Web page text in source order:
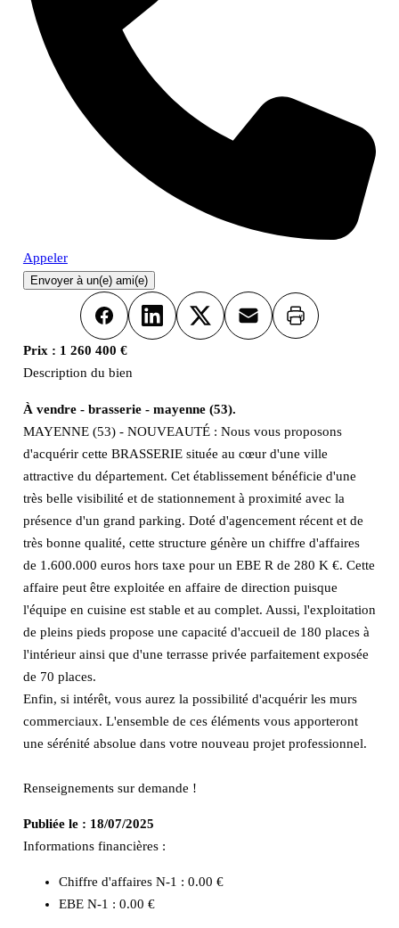
Appeler
Envoyer à un(e) ami(e)
FacebookLinkedInX Email Imprimer
Prix : 1 260 400 €
Description du bien
À vendre - brasserie - mayenne (53).
MAYENNE (53) - NOUVEAUTÉ : Nous vous proposons
d'acquérir cette BRASSERIE située au cœur d'une ville
attractive du département. Cet établissement bénéficie d'une
très belle visibilité et de stationnement à proximité avec la
présence d'un grand parking. Doté d'agencement récent et de
très bonne qualité, cette structure génère un chiffre d'affaires
de 1.600.000 euros hors taxe pour un EBE R de 280 K €. Cette
affaire peut être exploitée en affaire de direction puisque
l'équipe en cuisine est stable et au complet. Aussi, l'exploitation
de pleins pieds propose une capacité d'accueil de 180 places à
l'intérieur ainsi que d'une terrasse privée parfaitement exposée
de 70 places.
Enfin, si intérêt, vous aurez la possibilité d'acquérir les murs
commerciaux. L'ensemble de ces éléments vous apporteront
une sérénité absolue dans votre nouveau projet professionnel.
Renseignements sur demande !
Publiée le : 18/07/2025
Informations financières :
Chiffre d'affaires N-1 : 0.00 €
EBE N-1 : 0.00 €